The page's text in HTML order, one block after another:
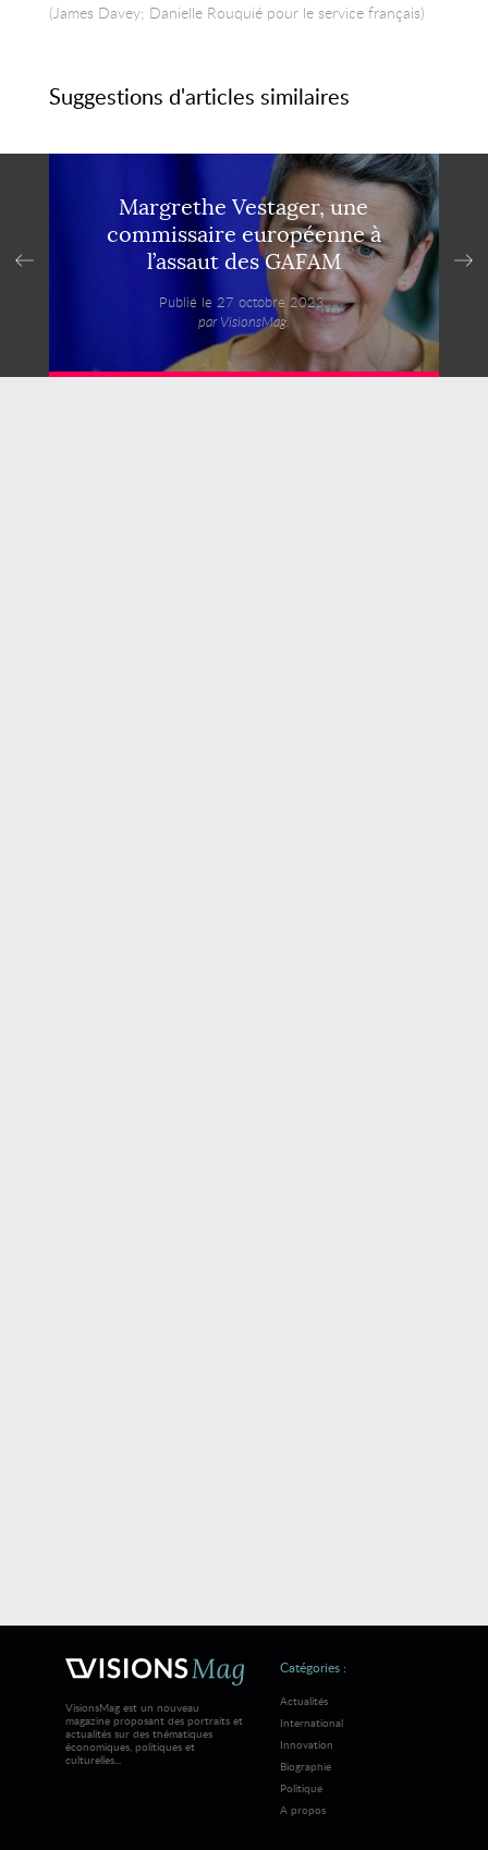
(James Davey; Danielle Rouquié pour le service français)
Suggestions d'articles similaires
Margrethe Vestager, une
commissaire européenne à
l’assaut des GAFAM
Publié le 27 octobre 2023,
par VisionsMag.
VisionsMag est un nouveau
magazine proposant des portraits et
actualités sur des thématiques
économiques, politiques et
culturelles...
Catégories :
Actualités
International
Innovation
Biographie
Politique
A propos